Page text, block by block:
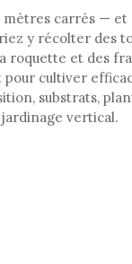
carrés — et
y récolter des
roquette et des
pour cultiver
substrats,
vertical.